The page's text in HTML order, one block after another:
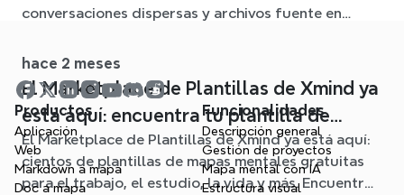
conversaciones dispersas y archivos fuente en
hace 2 meses
El Marketplace de Plantillas de Xmind ya
está aquí: encuentra tu plantilla de
mapa mental para cualquier situación
El Marketplace de Plantillas de Xmind ya está aquí:
cientos de plantillas de mapas mentales gratuitas
para el trabajo, el estudio, la vida y más. Encuentra
Productos
Aplicación
Web
Markdown a mapa
Doc a mapa
Funcionalidades
Descripción general
Gestión de proyectos
Mapa mental con IA
Estructura visual